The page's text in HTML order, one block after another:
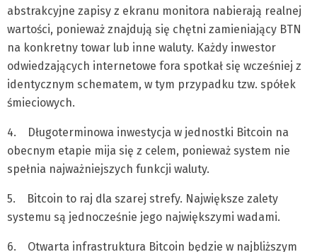
abstrakcyjne zapisy z ekranu monitora nabierają realnej
wartości, ponieważ znajdują się chętni zamieniający BTN
na konkretny towar lub inne waluty. Każdy inwestor
odwiedzających internetowe fora spotkał się wcześniej z
identycznym schematem, w tym przypadku tzw. spółek
śmieciowych.
4. Długoterminowa inwestycja w jednostki Bitcoin na
obecnym etapie mija się z celem, ponieważ system nie
spełnia najważniejszych funkcji waluty.
5. Bitcoin to raj dla szarej strefy. Największe zalety
systemu są jednocześnie jego największymi wadami.
6. Otwarta infrastruktura Bitcoin będzie w najbliższym